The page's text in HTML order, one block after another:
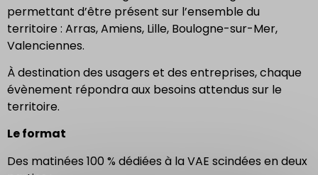
permettant d’être présent sur l’ensemble du
territoire : Arras, Amiens, Lille, Boulogne-sur-Mer,
Valenciennes.
À destination des usagers et des entreprises, chaque
évènement répondra aux besoins attendus sur le
territoire.
Le format
Des matinées 100 % dédiées à la VAE scindées en deux